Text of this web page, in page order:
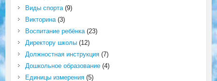
Виды спорта(9)
Викторина(3)
Воспитание ребёнка(23)
Директору школы(12)
Должностная инструкция(7)
Дошкольное образование(4)
Единицы измерения(5)